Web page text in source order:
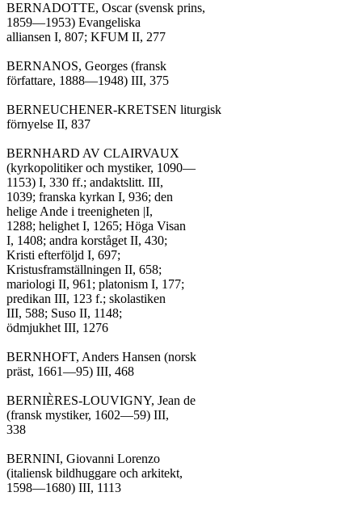
BERNADOTTE, Oscar (svensk prins,
1859—1953) Evangeliska
alliansen I, 807; KFUM II, 277
BERNANOS, Georges (fransk
författare, 1888—1948) III, 375
BERNEUCHENER-KRETSEN liturgisk
förnyelse II, 837
BERNHARD AV CLAIRVAUX
(kyrkopolitiker och mystiker, 1090—
1153) I, 330 ff.; andaktslitt. III,
1039; franska kyrkan I, 936; den
helige Ande i treenigheten |I,
1288; helighet I, 1265; Höga Visan
I, 1408; andra korståget II, 430;
Kristi efterföljd I, 697;
Kristusframställningen II, 658;
mariologi II, 961; platonism I, 177;
predikan III, 123 f.; skolastiken
III, 588; Suso II, 1148;
ödmjukhet III, 1276
BERNHOFT, Anders Hansen (norsk
präst, 1661—95) III, 468
BERNIÈRES-LOUVIGNY, Jean de
(fransk mystiker, 1602—59) III,
338
BERNINI, Giovanni Lorenzo
(italiensk bildhuggare och arkitekt,
1598—1680) III, 1113